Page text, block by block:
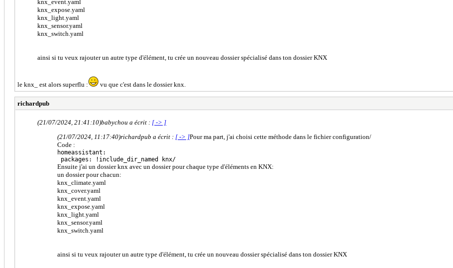
knx_event.yaml
knx_expose.yaml
knx_light.yaml
knx_sensor.yaml
knx_switch.yaml
ainsi si tu veux rajouter un autre type d'élément, tu crée un nouveau dossier spécialisé dans ton dossier KNX
le knx_ est alors superflu : vu que c'est dans le dossier knx.
richardpub
(21/07/2024, 21:41:10)babychou a écrit : [ -> ]
(21/07/2024, 11:17:40)richardpub a écrit : [ -> ]Pour ma part, j'ai choisi cette méthode dans le fichier configuration/
Code :
homeassistant:
packages: !include_dir_named knx/
Ensuite j'ai un dossier knx avec un dossier pour chaque type d'éléments en KNX:
un dossier pour chacun:
knx_climate.yaml
knx_cover.yaml
knx_event.yaml
knx_expose.yaml
knx_light.yaml
knx_sensor.yaml
knx_switch.yaml
ainsi si tu veux rajouter un autre type d'élément, tu crée un nouveau dossier spécialisé dans ton dossier KNX